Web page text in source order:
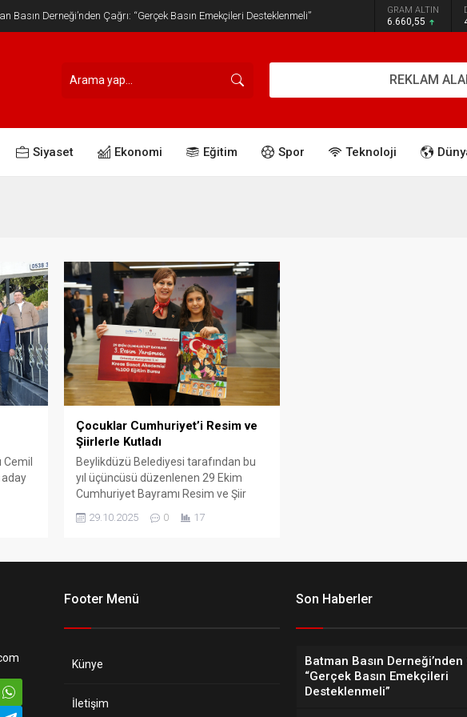
Basın Derneği’nden Çağrı: “Gerçek Basın Emekçileri Desteklenmeli” GRAM ALTIN
6.660,55
REKLAM
Siyaset Ekonomi Eğitim Spor Teknoloji
Cemil
Çocuklar Cumhuriyet’i Resim ve
Şiirlerle Kutladı
Beylikdüzü Belediyesi tarafından bu
yıl üçüncüsü düzenlenen 29 Ekim
Cumhuriyet Bayramı Resim ve Şiir
öğrenciler ödüllerini aldı.
29.10.2025 0 17
Footer Menü
Künye
İletişim
Son Haberler
Batman Basın Derneği’nden
“Gerçek Basın Emekçileri
Desteklenmeli”